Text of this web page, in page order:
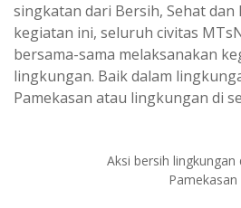
singkatan dari Bersih, Sehat dan
kegiatan ini, seluruh civitas
bersama-sama melaksanakan
lingkungan. Baik dalam
Pamekasan atau lingkungan di
Aksi bersih lingkungan
Pamekasan